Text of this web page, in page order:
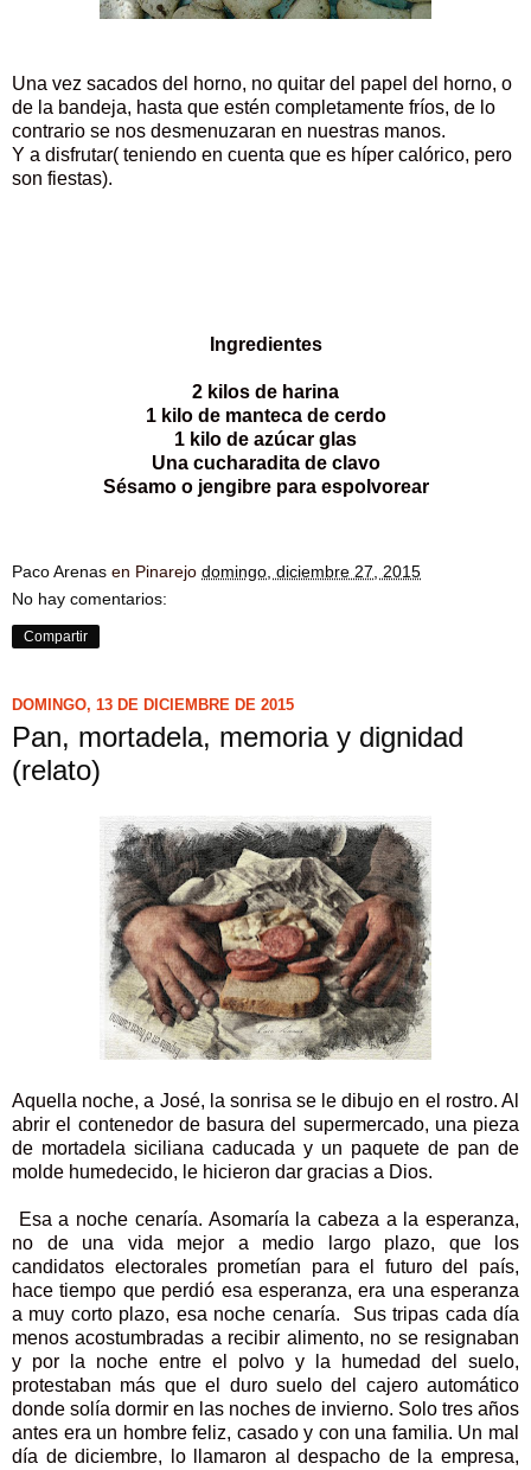
Una vez sacados del horno, no quitar del papel del horno, o
de la bandeja, hasta que estén completamente fríos, de lo
contrario se nos desmenuzaran en nuestras manos.
Y a disfrutar( teniendo en cuenta que es híper calórico, pero
son fiestas).
Ingredientes
2 kilos de harina
1 kilo de manteca de cerdo
1 kilo de azúcar glas
Una cucharadita de clavo
Sésamo o jengibre para espolvorear
Paco Arenas en Pinarejo domingo, diciembre 27, 2015
No hay comentarios:
Compartir
DOMINGO, 13 DE DICIEMBRE DE 2015
Pan, mortadela, memoria y dignidad
(relato)
Aquella noche, a José, la sonrisa se le dibujo en el rostro. Al
abrir el contenedor de basura del supermercado, una pieza
de mortadela siciliana caducada y un paquete de pan de
molde humedecido, le hicieron dar gracias a Dios.
Esa a noche cenaría. Asomaría la cabeza a la esperanza,
no de una vida mejor a medio largo plazo, que los
candidatos electorales prometían para el futuro del país,
hace tiempo que perdió esa esperanza, era una esperanza
a muy corto plazo, esa noche cenaría. Sus tripas cada día
menos acostumbradas a recibir alimento, no se resignaban
y por la noche entre el polvo y la humedad del suelo,
protestaban más que el duro suelo del cajero automático
donde solía dormir en las noches de invierno. Solo tres años
antes era un hombre feliz, casado y con una familia. Un mal
día de diciembre, lo llamaron al despacho de la empresa,